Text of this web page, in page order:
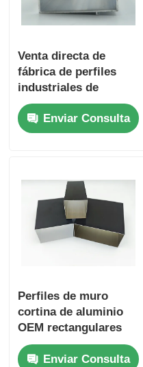
Profiles de acabado
Profiles de extrusión
Venta directa de
fábrica de perfiles
industriales de
extrusión de aluminio
al por mayor a bajo
precio
Enviar Consulta
Perfiles de muro
cortina de aluminio
OEM rectangulares
personalizados Tubo
de aluminio 6063
Enviar Consulta